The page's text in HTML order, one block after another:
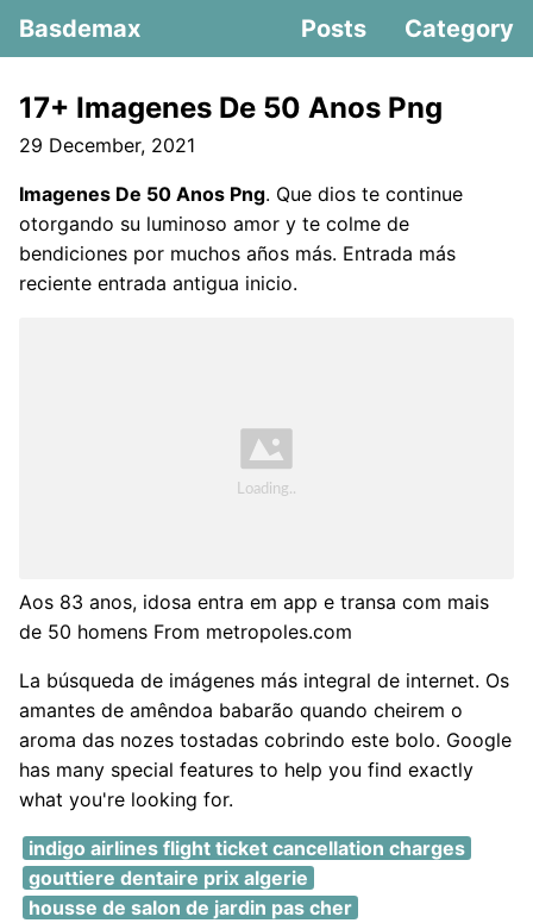
Basdemax Posts Category
17+ Imagenes De 50 Anos Png
29 December, 2021
Imagenes De 50 Anos Png. Que dios te continue
otorgando su luminoso amor y te colme de
bendiciones por muchos años más. Entrada más
reciente entrada antigua inicio.
Aos 83 anos, idosa entra em app e transa com mais
de 50 homens From metropoles.com
La búsqueda de imágenes más integral de internet. Os
amantes de amêndoa babarão quando cheirem o
aroma das nozes tostadas cobrindo este bolo. Google
has many special features to help you find exactly
what you're looking for.
indigo airlines flight ticket cancellation charges
gouttiere dentaire prix algerie
housse de salon de jardin pas cher